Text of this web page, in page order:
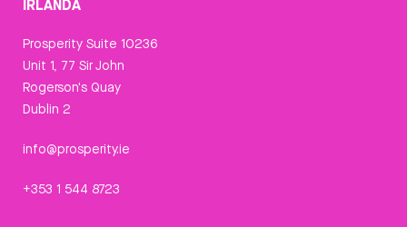
IRLANDA
Prosperity Suite 10236
Unit 1, 77 Sir John
Rogerson's Quay
Dublin 2
info@prosperity.ie
+353 1 544 8723